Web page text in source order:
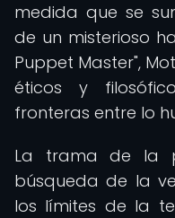
medida que se
de un misterioso
Puppet Master",
éticos y
fronteras entre lo
La trama de la
búsqueda de la
los límites de la